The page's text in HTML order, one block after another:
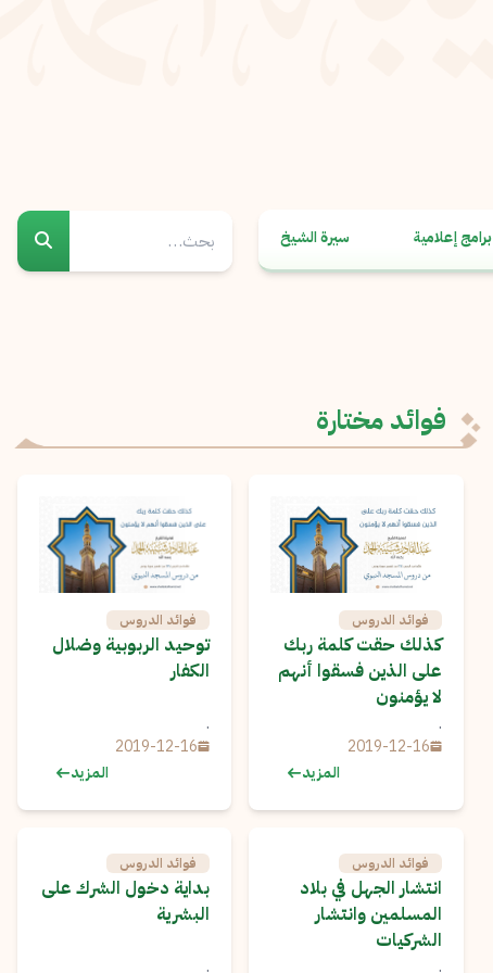
برامج إعلامية سيرة الشيخ
فوائد مختارة
فوائد الدروس
كذلك حقت كلمة ربك
على الذين فسقوا أنهم
لا يؤمنون
.
2019-12-16
المزيد
فوائد الدروس
توحيد الربوبية وضلال
الكفار
.
2019-12-16
المزيد
فوائد الدروس
انتشار الجهل في بلاد
المسلمين وانتشار
الشركيات
.
فوائد الدروس
بداية دخول الشرك على
البشرية
.